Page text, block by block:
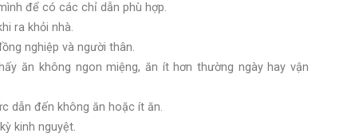
để có các chỉ dẫn phù hợp.
ra khỏi nhà.
nghiệp và người thân.
ăn không ngon miệng, ăn ít hơn thường ngày hay vận
dẫn đến không ăn hoặc ít ăn.
kinh nguyệt.